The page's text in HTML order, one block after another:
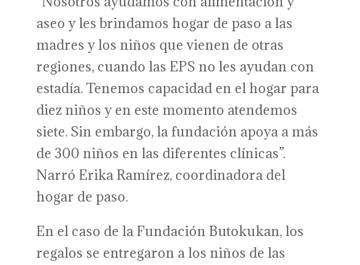
aseo y les brindamos hogar de paso a las
madres y los niños que vienen de otras
regiones, cuando las EPS no les ayudan con
estadía. Tenemos capacidad en el hogar para
diez niños y en este momento atendemos
siete. Sin embargo, la fundación apoya a más
de 300 niños en las diferentes clínicas”.
Narró Erika Ramírez, coordinadora del
hogar de paso.
En el caso de la Fundación Butokukan, los
regalos se entregaron a los niños de las